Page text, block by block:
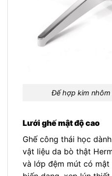
Đế hợp kim nhôm
Lưới ghế mật độ cao
Ghế công thái học
vật liệu da bò thật
và lớp đệm mút có